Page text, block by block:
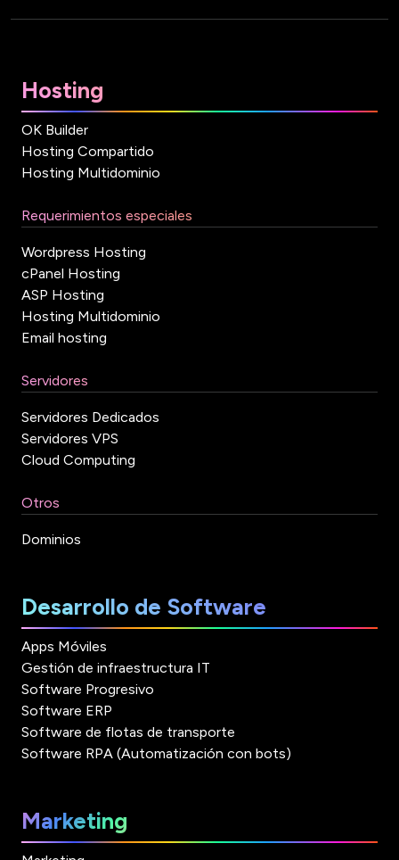
Hosting
OK Builder
Hosting Compartido
Hosting Multidominio
Requerimientos especiales
Wordpress Hosting
cPanel Hosting
ASP Hosting
Hosting Multidominio
Email hosting
Servidores
Servidores Dedicados
Servidores VPS
Cloud Computing
Otros
Dominios
Desarrollo de Software
Apps Móviles
Gestión de infraestructura IT
Software Progresivo
Software ERP
Software de flotas de transporte
Software RPA (Automatización con bots)
Marketing